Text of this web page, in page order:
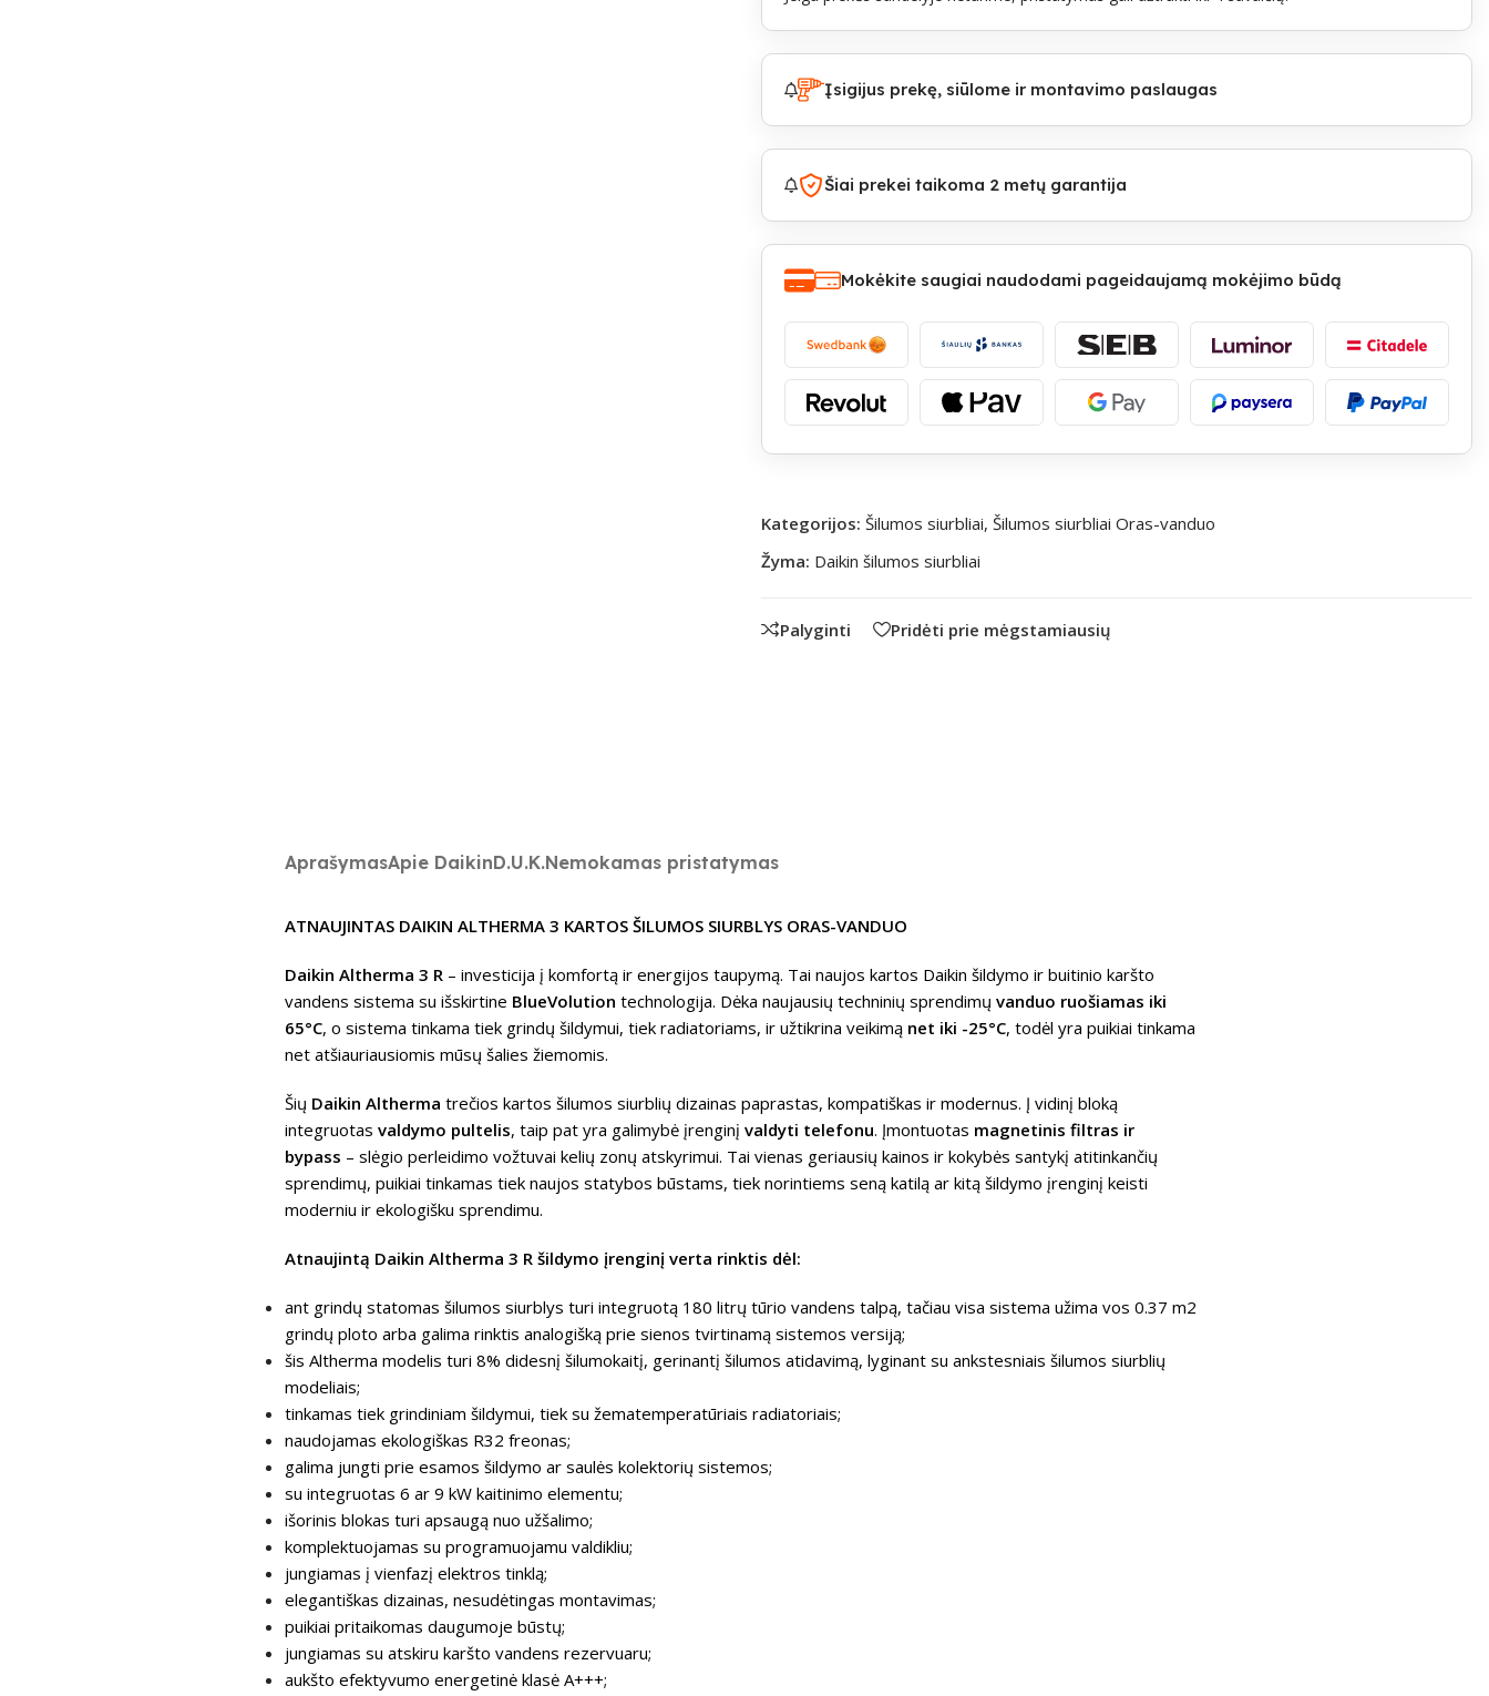
Įsigijus prekę, siūlome ir montavimo paslaugas
Šiai prekei taikoma 2 metų garantija
Mokėkite saugiai naudodami pageidaujamą mokėjimo būdą
Kategorijos: Šilumos siurbliai, Šilumos siurbliai Oras-vanduo
Žyma: Daikin šilumos siurbliai
Palyginti Pridėti prie mėgstamiausių
AprašymasApie DaikinD.U.K.Nemokamas pristatymas
ATNAUJINTAS DAIKIN ALTHERMA 3 KARTOS ŠILUMOS SIURBLYS ORAS-VANDUO
Daikin Altherma 3 R – investicija į komfortą ir energijos taupymą. Tai naujos kartos Daikin šildymo ir buitinio karšto
vandens sistema su išskirtine BlueVolution technologija. Dėka naujausių techninių sprendimųvanduo ruošiamas iki
65°C, o sistema tinkama tiek grindų šildymui, tiek radiatoriams, ir užtikrina veikimą net iki -25°C, todėl yra puikiai tinkama
net atšiauriausiomis mūsų šalies žiemomis.
Šių Daikin Althermatrečios kartos šilumos siurblių dizainas paprastas, kompatiškas ir modernus. Į vidinį bloką
integruotasvaldymo pultelis, taip pat yra galimybė įrenginįvaldyti telefonu. Įmontuotas magnetinis filtras ir
bypass – slėgio perleidimo vožtuvai kelių zonų atskyrimui. Tai vienas geriausių kainos ir kokybės santykį atitinkančių
sprendimų, puikiai tinkamas tiek naujos statybos būstams, tiek norintiems seną katilą ar kitą šildymo įrenginį keisti
moderniu ir ekologišku sprendimu.
Atnaujintą Daikin Altherma 3 R šildymo įrenginį verta rinktis dėl:
ant grindų statomas šilumos siurblys turi integruotą 180 litrų tūrio vandens talpą, tačiau visa sistema užima vos 0.37 m2
grindų ploto arba galima rinktis analogišką prie sienos tvirtinamą sistemos versiją;
šis Altherma modelis turi 8% didesnį šilumokaitį, gerinantį šilumos atidavimą, lyginant su ankstesniais šilumos siurblių
modeliais;
tinkamas tiek grindiniam šildymui, tiek su žematemperatūriais radiatoriais;
naudojamas ekologiškas R32 freonas;
galima jungti prie esamos šildymo ar saulės kolektorių sistemos;
su integruotas 6 ar 9 kW kaitinimo elementu;
išorinis blokas turi apsaugą nuo užšalimo;
komplektuojamas su programuojamu valdikliu;
jungiamas į vienfazį elektros tinklą;
elegantiškas dizainas, nesudėtingas montavimas;
puikiai pritaikomas daugumoje būstų;
jungiamas su atskiru karšto vandens rezervuaru;
aukšto efektyvumo energetinė klasė A+++;